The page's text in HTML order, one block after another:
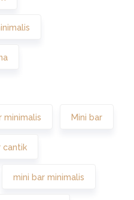
minimalis Mini bar
cantik
mini bar minimalis